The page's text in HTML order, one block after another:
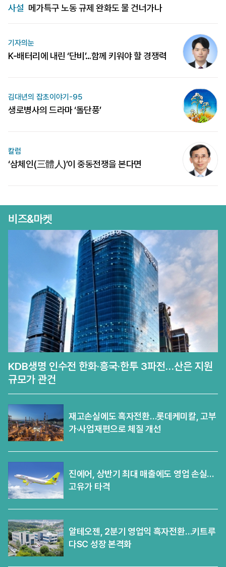
사설 메가특구 노동 규제 완화도 물 건너가나
기자의눈
K-배터리에 내린 ‘단비’…함께 키워야 할 경쟁력
김대년의 잡초이야기-95
생로병사의 드라마 ‘돌단풍’
칼럼
‘삼체인(三體人)’이 중동전쟁을 본다면
비즈&마켓
KDB생명 인수전 한화·흥국·한투 3파전…산은 지원
규모가 관건
재고손실에도 흑자전환…롯데케미칼, 고부
가·사업재편으로 체질 개선
진에어, 상반기 최대 매출에도 영업 손실…
고유가 타격
알테오젠, 2분기 영업익 흑자전환…키트루
다SC 성장 본격화